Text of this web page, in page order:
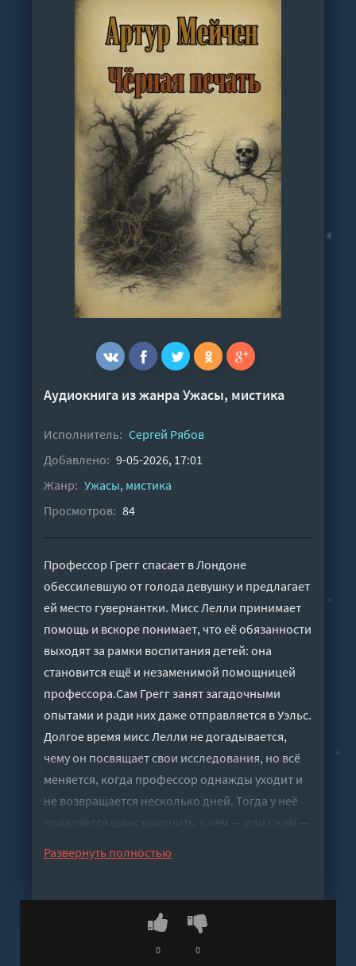
Аудиокнига из жанраУжасы, мистика
Исполнитель: Сергей Рябов
Добавлено: 9-05-2026, 17:01
Жанр: Ужасы, мистика
Просмотров: 84
Профессор Грегг спасает в Лондоне
обессилевшую от голода девушку и предлагает
ей место гувернантки. Мисс Лелли принимает
помощь и вскоре понимает, что её обязанности
выходят за рамки воспитания детей: она
становится ещё и незаменимой помощницей
профессора.Сам Грегг занят загадочными
опытами и ради них даже отправляется в Уэльс.
Долгое время мисс Лелли не догадывается,
чему он посвящает свои исследования, но всё
меняется, когда профессор однажды уходит и
не возвращается несколько дней. Тогда у неё
появляется шанс выяснить, с чем — или с кем —
Мейчен" онлайн бесплатно без регистрации -
Развернуть полностью
0 0